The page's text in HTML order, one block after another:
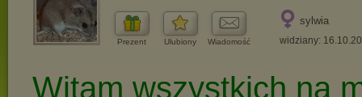
Prezent Ulubiony Wiadomość
sylwia
widziany: